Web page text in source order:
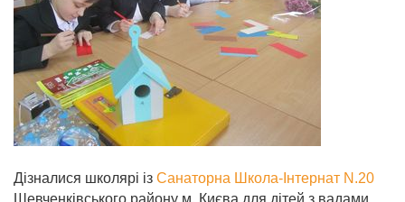
Дізналися школярі із Санаторна Школа-Інтернат N.20
Шевченківського району м. Києва для дітей з вадами